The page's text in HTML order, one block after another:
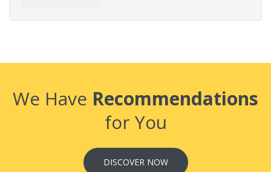
We Have Recommendations
for You
DISCOVER NOW